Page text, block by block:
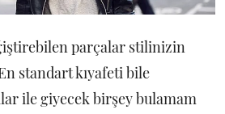
parçalar stilinizin
standart kıyafeti bile
ile giyecek birşey bulamam